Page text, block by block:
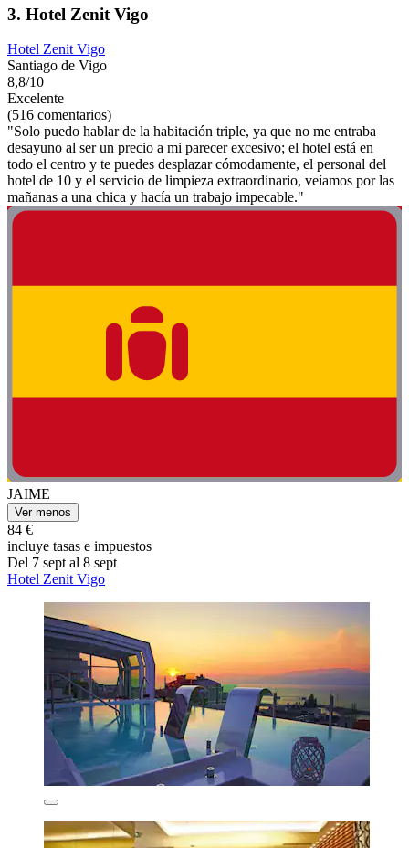
3. Hotel Zenit Vigo
Hotel Zenit Vigo
Santiago de Vigo
8,8/10
Excelente
(516 comentarios)
"Solo puedo hablar de la habitación triple, ya que no me entraba
desayuno al ser un precio a mi parecer excesivo; el hotel está en
todo el centro y te puedes desplazar cómodamente, el personal del
hotel de 10 y el servicio de limpieza extraordinario, veíamos por las
mañanas a una chica y hacía un trabajo impecable."
JAIME
Ver menos
84 €
incluye tasas e impuestos
Del 7 sept al 8 sept
Hotel Zenit Vigo